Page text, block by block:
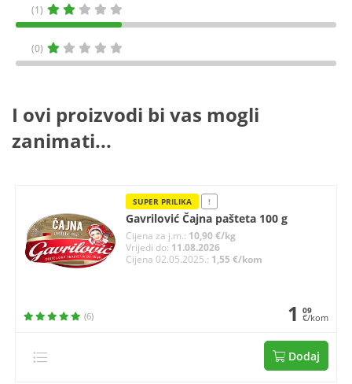
(1)
(0)
I ovi proizvodi bi vas mogli
zanimati...
SUPER PRILIKA !
Gavrilović Čajna pašteta 100 g
Cijena za j.m.: 10,90 €/kg
Vrijedi do: 11.08.2026
Cijena 02.05.2025.: 1,55 €/kom
(6) 1 09
€/kom
Dodaj